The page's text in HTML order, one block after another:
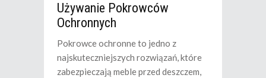
Używanie Pokrowców
Ochronnych
Pokrowce ochronne to jedno z
najskuteczniejszych rozwiązań, które
zabezpieczają meble przed deszczem,